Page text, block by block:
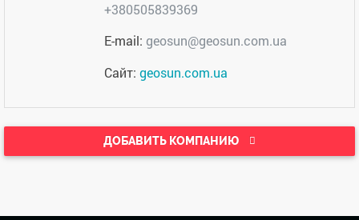
+380505839369
E-mail: geosun@geosun.com.ua
Сайт: geosun.com.ua
ДОБАВИТЬ КОМПАНИЮ